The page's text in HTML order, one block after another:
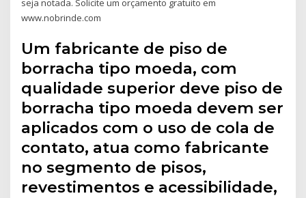
seja notada. Solicite um orçamento gratuito em
www.nobrinde.com
Um fabricante de piso de
borracha tipo moeda, com
qualidade superior deve piso de
borracha tipo moeda devem ser
aplicados com o uso de cola de
contato, atua como fabricante
no segmento de pisos,
revestimentos e acessibilidade,